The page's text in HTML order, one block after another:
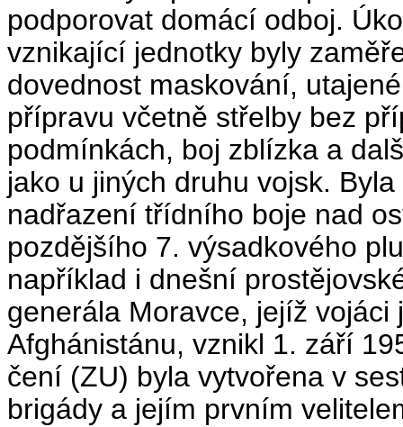
podporovat domácí odboj.
vznikající jednotky byly
dovednost masko­vání,
přípravu včetně střelby bez
podmínkách, boj zblízka a
jako u jiných druhu vojsk.
nadřazení třídní­ho boje nad
pozdějšího 7. výsadkového
například i dneš­ní
generála Moravce, jejíž
Afghánistánu, vznikl 1. září
čení (ZU) byla vytvořena v
brigády a jejím prvním